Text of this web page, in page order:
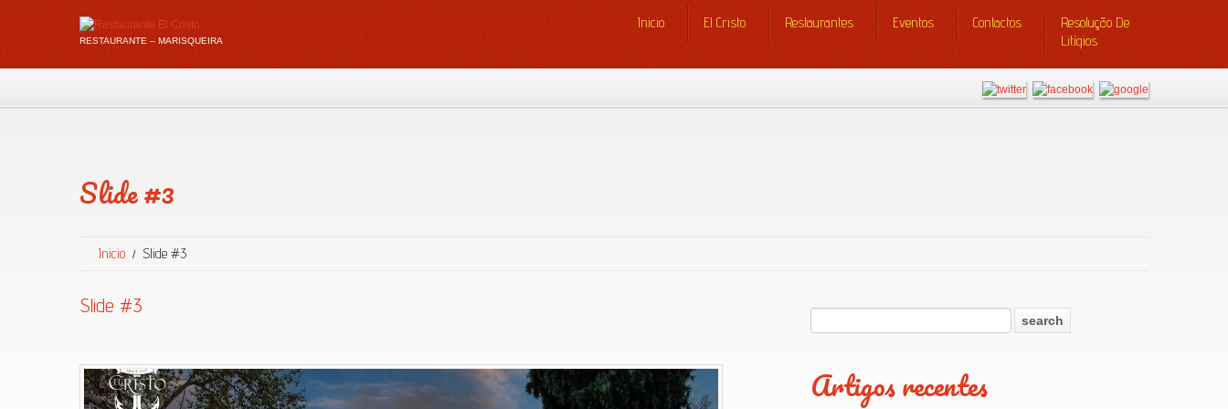
RESTAURANTE – MARISQUEIRA
Inicio El Cristo Restaurantes Eventos Contactos
Resolução De
Litígios
Slide #3
Inicio Slide #3
Slide #3
Artigos recentes